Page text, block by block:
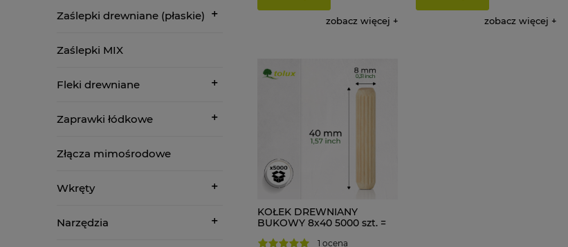
Zaślepki drewniane (płaskie)
Zaślepki MIX
Fleki drewniane
Zaprawki łódkowe
Złącza mimośrodowe
Wkręty
Narzędzia
zobacz więcej zobacz więcej
KOŁEK DREWNIANY
BUKOWY 8x40 5000 szt. =
1 ocena